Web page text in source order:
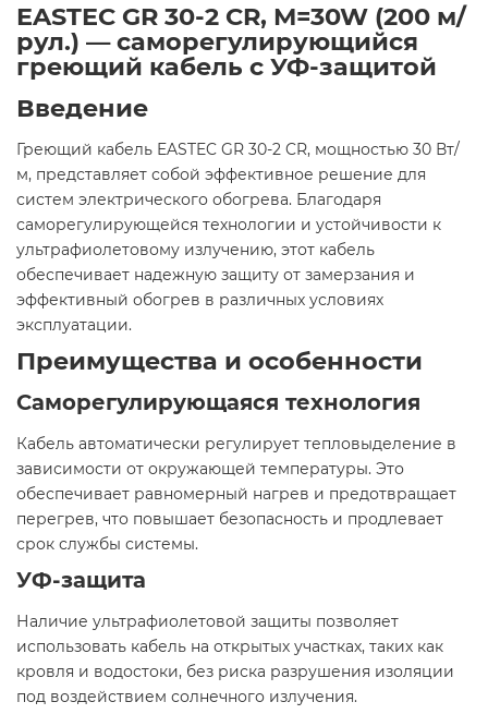
EASTEC GR 30-2 CR, M=30W (200 м/
рул.) — саморегулирующийся
греющий кабель с УФ-защитой
Введение
Греющий кабель EASTEC GR 30-2 CR, мощностью 30 Вт/
м, представляет собой эффективное решение для
систем электрического обогрева. Благодаря
саморегулирующейся технологии и устойчивости к
ультрафиолетовому излучению, этот кабель
обеспечивает надежную защиту от замерзания и
эффективный обогрев в различных условиях
эксплуатации.​
Преимущества и особенности
Саморегулирующаяся технология
Кабель автоматически регулирует тепловыделение в
зависимости от окружающей температуры. Это
обеспечивает равномерный нагрев и предотвращает
перегрев, что повышает безопасность и продлевает
срок службы системы.​
УФ-защита
Наличие ультрафиолетовой защиты позволяет
использовать кабель на открытых участках, таких как
кровля и водостоки, без риска разрушения изоляции
под воздействием солнечного излучения.​